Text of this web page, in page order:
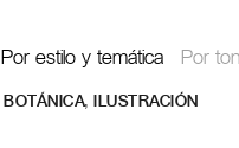
Por estilo y temática Por
BOTÁNICA, ILUSTRACIÓN